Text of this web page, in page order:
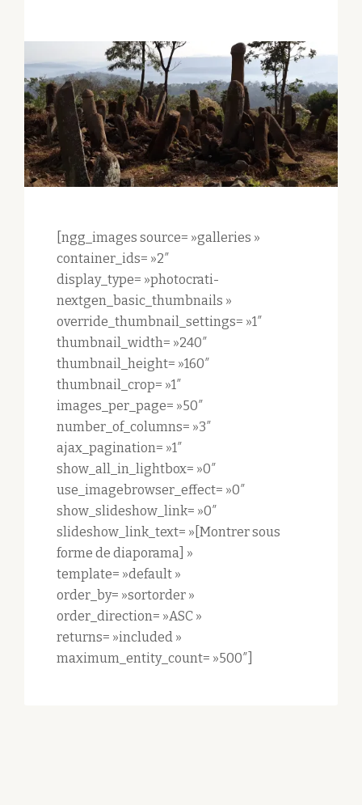
[ngg_images source= »galleries »
container_ids= »2″
display_type= »photocrati-
nextgen_basic_thumbnails »
override_thumbnail_settings= »1″
thumbnail_width= »240″
thumbnail_height= »160″
thumbnail_crop= »1″
images_per_page= »50″
number_of_columns= »3″
ajax_pagination= »1″
show_all_in_lightbox= »0″
use_imagebrowser_effect= »0″
show_slideshow_link= »0″
slideshow_link_text= »[Montrer sous
forme de diaporama] »
template= »default »
order_by= »sortorder »
order_direction= »ASC »
returns= »included »
maximum_entity_count= »500″]